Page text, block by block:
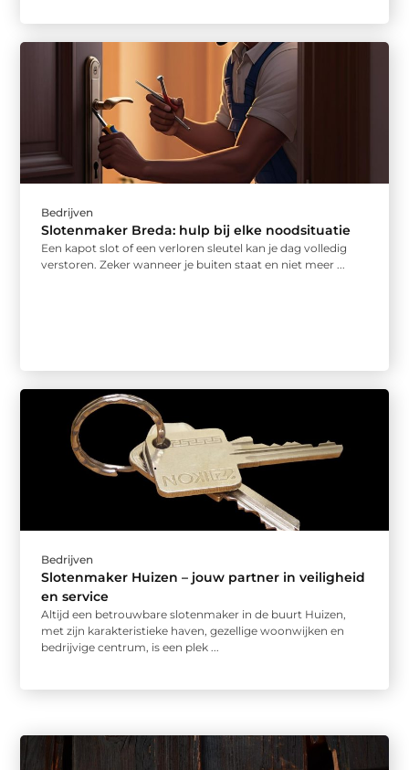
Bedrijven
Slotenmaker Breda: hulp bij elke noodsituatie
Een kapot slot of een verloren sleutel kan je dag volledig
verstoren. Zeker wanneer je buiten staat en niet meer ...
Bedrijven
Slotenmaker Huizen – jouw partner in veiligheid
en service
Altijd een betrouwbare slotenmaker in de buurt Huizen,
met zijn karakteristieke haven, gezellige woonwijken en
bedrijvige centrum, is een plek ...